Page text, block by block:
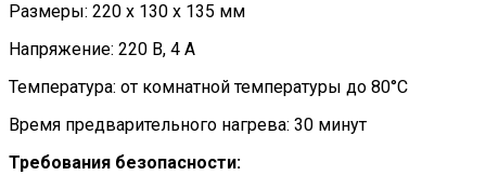
Размеры: 220 х 130 х 135 мм
Напряжение: 220 В, 4 А
Температура: от комнатной температуры до 80°С
Время предварительного нагрева: 30 минут
Требования безопасности: